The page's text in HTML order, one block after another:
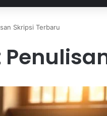
Skripsi Terbaru